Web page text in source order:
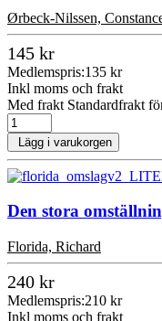
Ørbeck-Nilssen,
145 kr
Medlemspris:135 kr
Inkl moms och frakt
Med frakt Standardfrakt
Lägg i varukorgen
Den stora
Florida, Richard
240 kr
Medlemspris:210 kr
Inkl moms och frakt